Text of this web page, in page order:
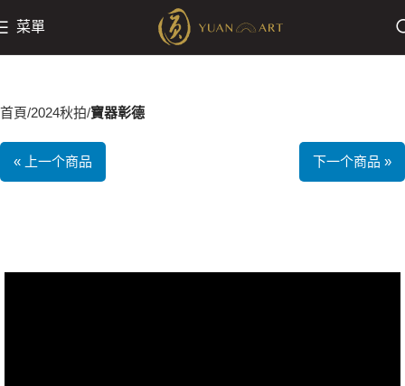
菜單
首頁 2024秋拍 寶器彰德
« 上一个商品 下一个商品 »